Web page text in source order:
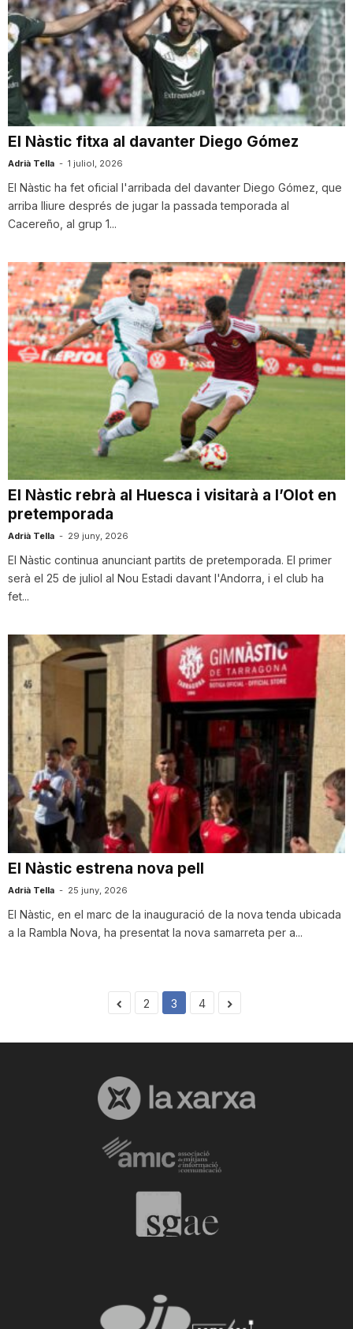
El Nàstic fitxa al davanter Diego Gómez
Adrià Tella - 1 juliol, 2026
El Nàstic ha fet oficial l'arribada del davanter Diego Gómez, que
arriba lliure després de jugar la passada temporada al
Cacereño, al grup 1...
El Nàstic rebrà al Huesca i visitarà a l’Olot en
pretemporada
Adrià Tella - 29 juny, 2026
El Nàstic continua anunciant partits de pretemporada. El primer
serà el 25 de juliol al Nou Estadi davant l'Andorra, i el club ha
fet...
El Nàstic estrena nova pell
Adrià Tella - 25 juny, 2026
El Nàstic, en el marc de la inauguració de la nova tenda ubicada
a la Rambla Nova, ha presentat la nova samarreta per a...
2 3 4